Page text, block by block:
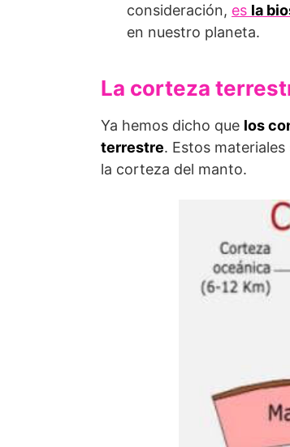
consideración, es la
en nuestro planeta.
La corteza
Ya hemos dicho que los
terrestre. Estos
la corteza del manto.